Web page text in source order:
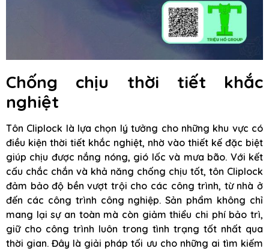
Chống chịu thời tiết khắc
nghiệt
Tôn Cliplock là lựa chọn lý tưởng cho những khu vực có
điều kiện thời tiết khắc nghiệt, nhờ vào thiết kế đặc biệt
giúp chịu được nắng nóng, gió lốc và mưa bão. Với kết
cấu chắc chắn và khả năng chống chịu tốt, tôn Cliplock
đảm bảo độ bền vượt trội cho các công trình, từ nhà ở
đến các công trình công nghiệp. Sản phẩm không chỉ
mang lại sự an toàn mà còn giảm thiểu chi phí bảo trì,
giữ cho công trình luôn trong tình trạng tốt nhất qua
thời gian. Đây là giải pháp tối ưu cho những ai tìm kiếm